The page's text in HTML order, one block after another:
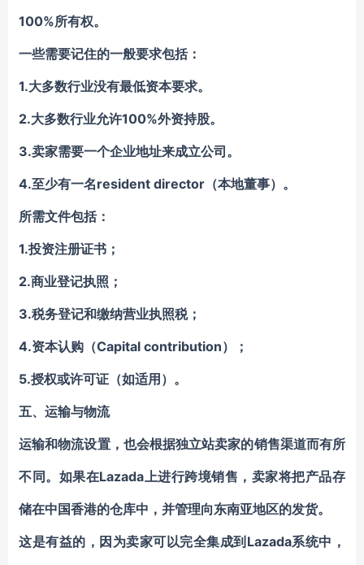
100%所有权。
一些需要记住的一般要求包括：
1.大多数行业没有最低资本要求。
2.大多数行业允许100%外资持股。
3.卖家需要一个企业地址来成立公司。
4.至少有一名resident director（本地董事）。
所需文件包括：
1.投资注册证书；
2.商业登记执照；
3.税务登记和缴纳营业执照税；
4.资本认购（Capital contribution）；
5.授权或许可证（如适用）。
五、 运输与物流
运输和物流设置，也会根据独立站卖家的销售渠道而有所
不同。如果在Lazada上进行跨境销售，卖家将把产品存
储在中国香港的仓库中，并管理向东南亚地区的发货。
这是有益的，因为卖家可以完全集成到Lazada系统中，